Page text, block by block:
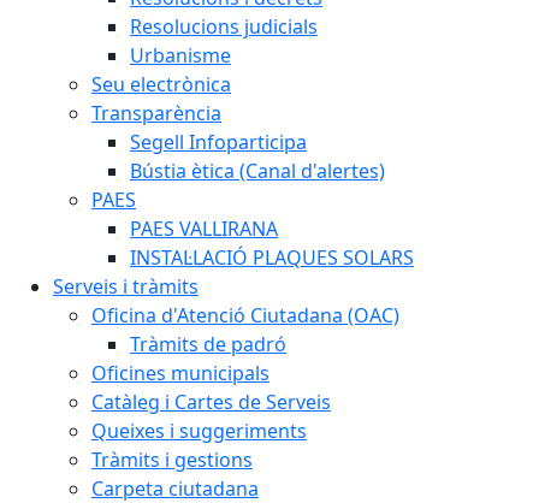
Resolucions judicials
Urbanisme
Seu electrònica
Transparència
Segell Infoparticipa
Bústia ètica (Canal d'alertes)
PAES
PAES VALLIRANA
INSTAL·LACIÓ PLAQUES SOLARS
Serveis i tràmits
Oficina d'Atenció Ciutadana (OAC)
Tràmits de padró
Oficines municipals
Catàleg i Cartes de Serveis
Queixes i suggeriments
Tràmits i gestions
Carpeta ciutadana